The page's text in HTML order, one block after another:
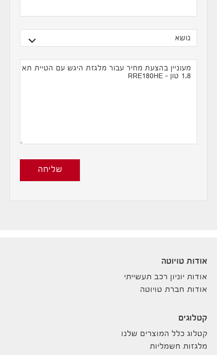
שליחה
אודות טויוטה
אודות יוניון רכב תעשייתי
אודות חברת טויוטה
קטלוגים
קטלוג כלל המוצרים שלנו
מלגזות חשמליות